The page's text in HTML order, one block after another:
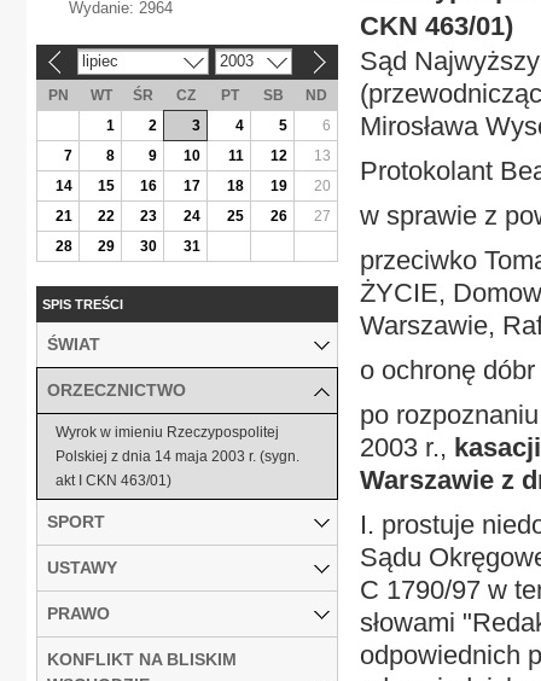
CKN 463/01)
Sąd
Mirosława
Protokolant
w sprawie z
przeciwko
ŻYCIE,
Warszawie,
o ochronę
po
2003 r.,
Warszawie z
I. prostuje
Sądu
C 1790/97 w
słowami
odpowiednich
Wydanie: 2964
lipiec 2003
PN WT ŚR CZ PT SB
ND
1
2 3 4 5
6
7
8 9 10 11 12
13
14
15 16 17 18 19
20
21
22 23 24 25 26
27
28
29 30 31
SPIS TREŚCI
ŚWIAT
ORZECZNICTWO
Wyrok w imieniu Rzeczypospolitej
Polskiej z dnia 14 maja 2003 r. (sygn.
akt I CKN 463/01)
SPORT
USTAWY
PRAWO
KONFLIKT NA BLISKIM